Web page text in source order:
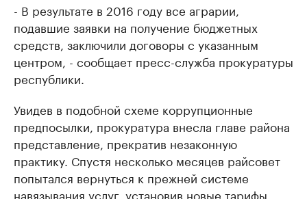
- В результате в 2016 году все аграрии,
подавшие заявки на получение бюджетных
средств, заключили договоры с указанным
центром, - сообщает пресс-служба прокуратуры
республики.
Увидев в подобной схеме коррупционные
предпосылки, прокуратура внесла главе района
представление, прекратив незаконную
практику. Спустя несколько месяцев райсовет
попытался вернуться к прежней системе
навязывания услуг, установив новые тарифы